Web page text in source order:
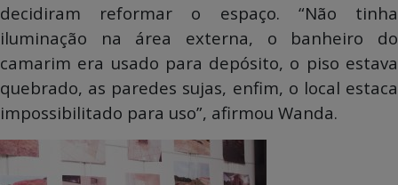
decidiram reformar o espaço. “Não tinha
iluminação na área externa, o banheiro do
camarim era usado para depósito, o piso estava
quebrado, as paredes sujas, enfim, o local estaca
impossibilitado para uso”, afirmou Wanda.